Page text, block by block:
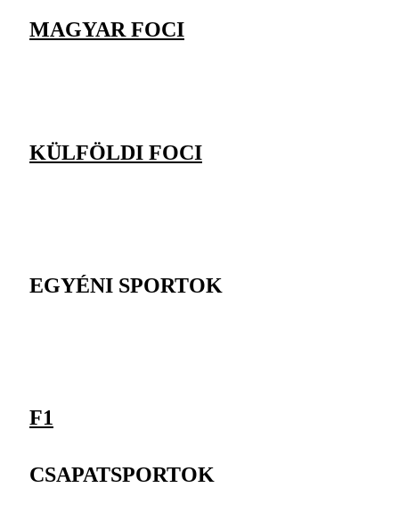
MAGYAR FOCI
KÜLFÖLDI FOCI
EGYÉNI SPORTOK
F1
CSAPATSPORTOK